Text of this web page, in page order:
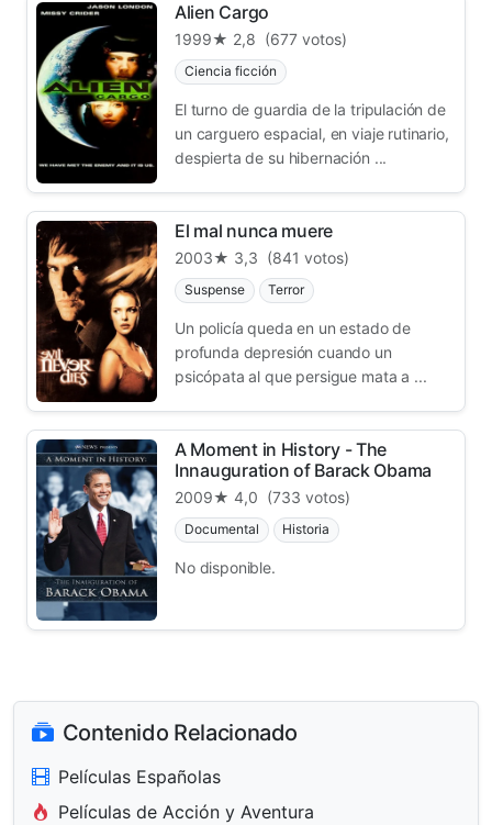
Alien Cargo
1999★ 2,8 (677 votos)
Ciencia ficción
El turno de guardia de la tripulación de
un carguero espacial, en viaje rutinario,
despierta de su hibernación ...
El mal nunca muere
2003★ 3,3 (841 votos)
Suspense Terror
Un policía queda en un estado de
profunda depresión cuando un
psicópata al que persigue mata a ...
A Moment in History - The
Innauguration of Barack Obama
2009★ 4,0 (733 votos)
Documental Historia
No disponible.
Contenido Relacionado
Películas Españolas
Películas de Acción y Aventura